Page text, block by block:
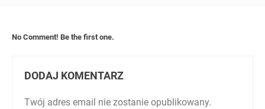
No Comment! Be the first one.
DODAJ KOMENTARZ
Twój adres email nie zostanie opublikowany.